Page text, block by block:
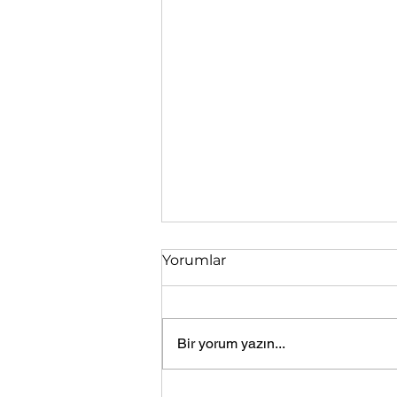
Yorumlar
Bir yorum yazın...